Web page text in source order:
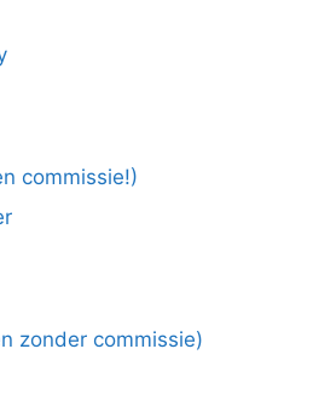
commissie!)
zonder commissie)